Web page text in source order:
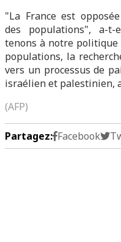
"La France est
des populations", a-
tenons à notre politique
populations, la
vers un processus de
israélien et palestinien,
(AFP)
Partagez: Facebook